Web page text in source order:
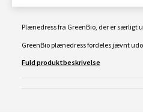
Plænedress fra GreenBio, der er særligt
GreenBio plænedress fordeles jævnt
Fuld produktbeskrivelse